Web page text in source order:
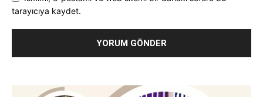
tarayıcıya kaydet.